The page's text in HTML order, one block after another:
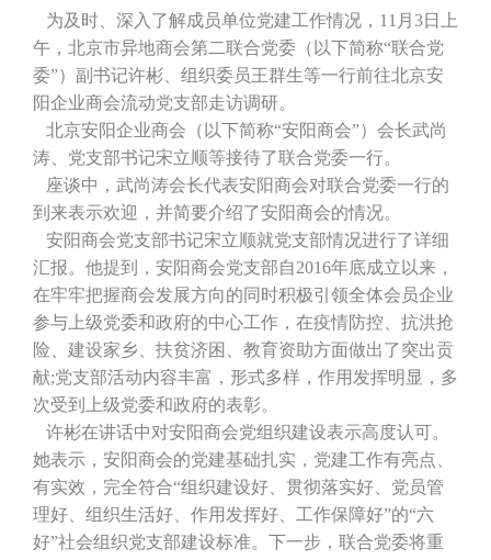
为及时、深入了解成员单位党建工作情况，11月3日上
午，北京市异地商会第二联合党委（以下简称“联合党
委”）副书记许彬、组织委员王群生等一行前往北京安
阳企业商会流动党支部走访调研。
北京安阳企业商会（以下简称“安阳商会”）会长武尚
涛、党支部书记宋立顺等接待了联合党委一行。
座谈中，武尚涛会长代表安阳商会对联合党委一行的
到来表示欢迎，并简要介绍了安阳商会的情况。
安阳商会党支部书记宋立顺就党支部情况进行了详细
汇报。他提到，安阳商会党支部自2016年底成立以来，
在牢牢把握商会发展方向的同时积极引领全体会员企业
参与上级党委和政府的中心工作，在疫情防控、抗洪抢
险、建设家乡、扶贫济困、教育资助方面做出了突出贡
献;党支部活动内容丰富，形式多样，作用发挥明显，多
次受到上级党委和政府的表彰。
许彬在讲话中对安阳商会党组织建设表示高度认可。
她表示，安阳商会的党建基础扎实，党建工作有亮点、
有实效，完全符合“组织建设好、贯彻落实好、党员管
理好、组织生活好、作用发挥好、工作保障好”的“六
好”社会组织党支部建设标准。下一步，联合党委将重